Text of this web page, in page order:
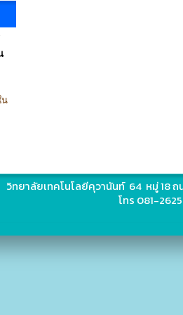
น
วิทยาลัยเทคโนโลยีคุวานันท์ 64 หมู่ 18
โทร 081-